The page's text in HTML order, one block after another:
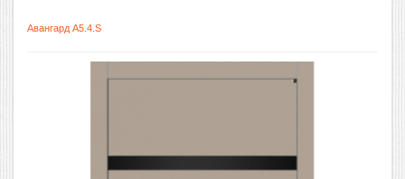
Авангард A5.4.S